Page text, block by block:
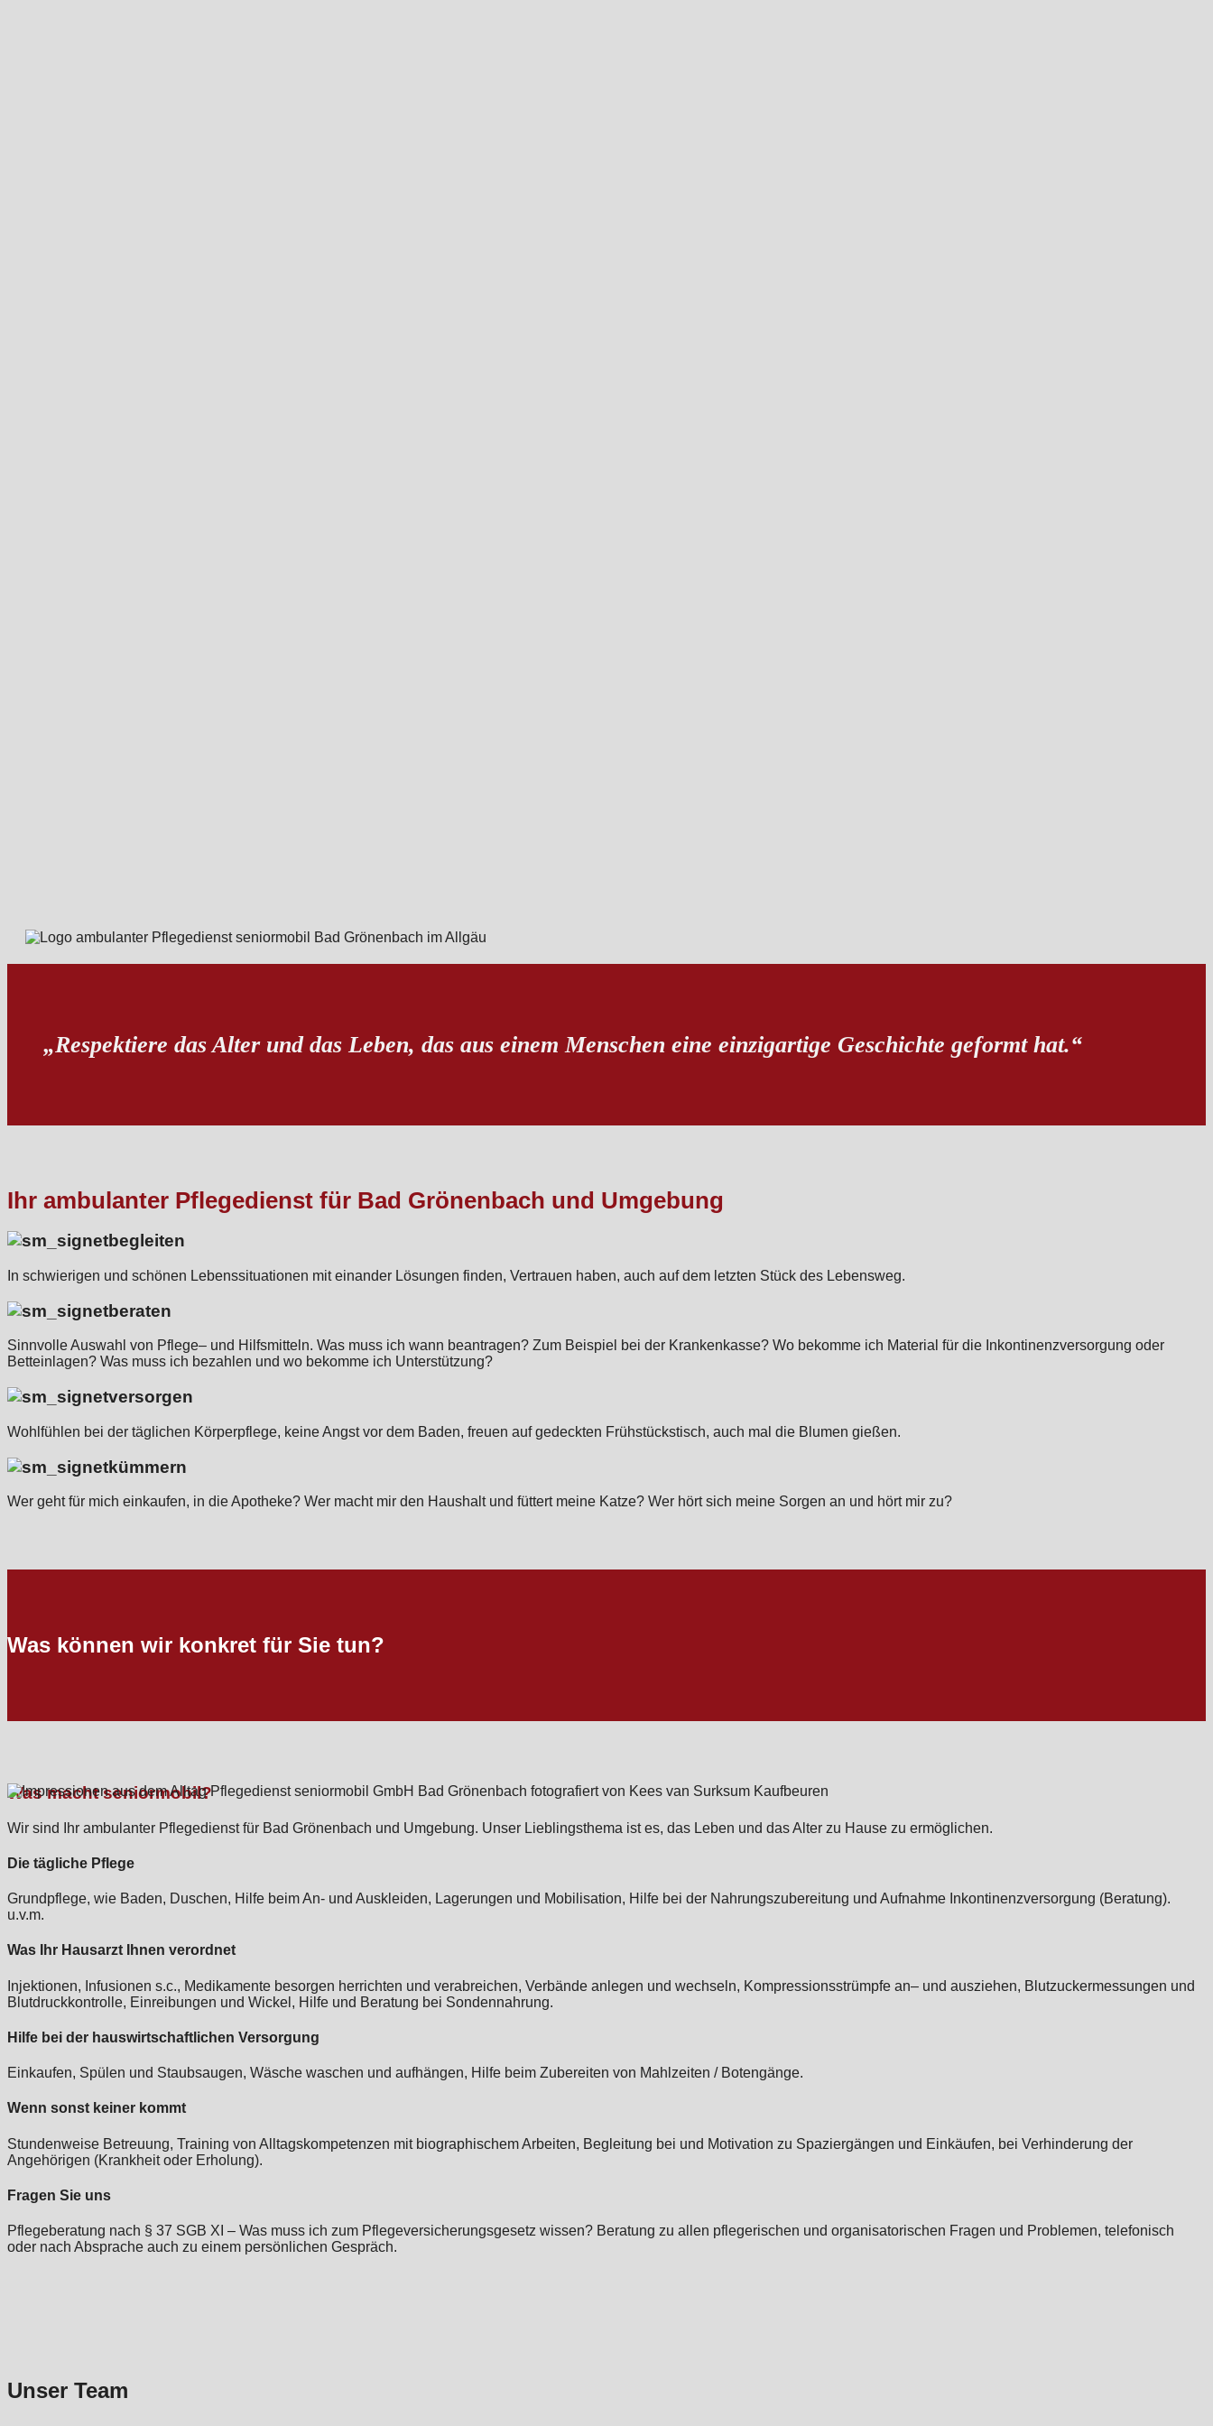
„Respektiere das Alter und das Leben, das aus einem Menschen eine einzigartige Geschichte geformt hat.“
Ihr ambulanter Pflegedienst für Bad Grönenbach und Umgebung
begleiten
In schwierigen und schönen Lebenssituationen mit einander Lösungen finden, Vertrauen haben, auch auf dem letzten Stück des Lebensweg.
beraten
Sinnvolle Auswahl von Pflege– und Hilfsmitteln. Was muss ich wann beantragen? Zum Beispiel bei der Krankenkasse? Wo bekomme ich Material für die Inkontinenzversorgung oder
Betteinlagen? Was muss ich bezahlen und wo bekomme ich Unterstützung?
versorgen
Wohlfühlen bei der täglichen Körperpflege, keine Angst vor dem Baden, freuen auf gedeckten Frühstückstisch, auch mal die Blumen gießen.
kümmern
Wer geht für mich einkaufen, in die Apotheke? Wer macht mir den Haushalt und füttert meine Katze? Wer hört sich meine Sorgen an und hört mir zu?
Was können wir konkret für Sie tun?
Was macht seniormobil?
Wir sind Ihr ambulanter Pflegedienst für Bad Grönenbach und Umgebung. Unser Lieblingsthema ist es, das Leben und das Alter zu Hause zu ermöglichen.
Die tägliche Pflege
Grundpflege, wie Baden, Duschen, Hilfe beim An- und Auskleiden, Lagerungen und Mobilisation, Hilfe bei der Nahrungszubereitung und Aufnahme Inkontinenzversorgung (Beratung).
u.v.m.
Was Ihr Hausarzt Ihnen verordnet
Injektionen, Infusionen s.c., Medikamente besorgen herrichten und verabreichen, Verbände anlegen und wechseln, Kompressionsstrümpfe an– und ausziehen, Blutzuckermessungen und
Blutdruckkontrolle, Einreibungen und Wickel, Hilfe und Beratung bei Sondennahrung.
Hilfe bei der hauswirtschaftlichen Versorgung
Einkaufen, Spülen und Staubsaugen, Wäsche waschen und aufhängen, Hilfe beim Zubereiten von Mahlzeiten / Botengänge.
Wenn sonst keiner kommt
Stundenweise Betreuung, Training von Alltagskompetenzen mit biographischem Arbeiten, Begleitung bei und Motivation zu Spaziergängen und Einkäufen, bei Verhinderung der
Angehörigen (Krankheit oder Erholung).
Fragen Sie uns
Pflegeberatung nach § 37 SGB XI – Was muss ich zum Pflegeversicherungsgesetz wissen? Beratung zu allen pflegerischen und organisatorischen Fragen und Problemen, telefonisch
oder nach Absprache auch zu einem persönlichen Gespräch.
Unser Team